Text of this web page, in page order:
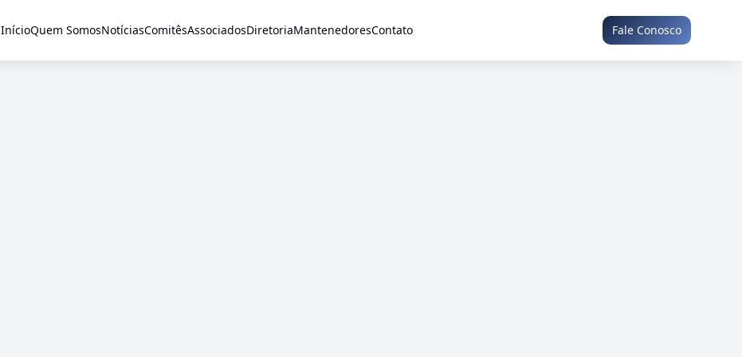
InícioQuem SomosNotíciasComitêsAssociadosDiretoriaMantenedoresContato Fale Conosco